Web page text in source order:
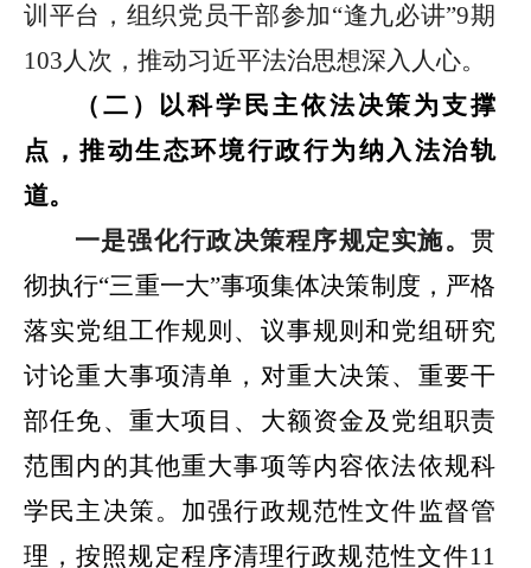
训平台，组织党员干部参加“逢九必讲”9期
103人次，推动习近平法治思想深入人心。
（ 二 ） 以科学民主依法决策为支撑
点，推动生态环境行政行为纳入法治轨
道。
一是强化行政决策程序规定实施。贯
彻执行“三重一大”事项集体决策制度， 严格
落实党组工作规则、议事规则和党组研究
讨论重大事项清单，对重大决策、 重要干
部任免、重大项目、大额资金及党组职责
范围内的其他重大事项等内容依法依规科
学民主决策。加强行政规范性文件监督管
理，按照规定程序清理行政规范性文件11